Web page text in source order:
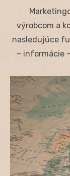
výrobcom a
nasledujúce
– informácie